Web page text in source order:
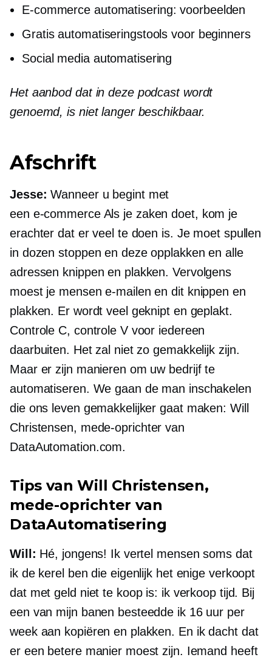
E-commerce automatisering: voorbeelden
Gratis automatiseringstools voor beginners
Social media automatisering
Het aanbod dat in deze podcast wordt
genoemd, is niet langer beschikbaar.
Afschrift
Jesse: Wanneer u begint met
een e-commerceAls je zaken doet, kom je
erachter dat er veel te doen is. Je moet spullen
in dozen stoppen en deze opplakken en alle
adressen knippen en plakken. Vervolgens
moest je mensen e-mailen en dit knippen en
plakken. Er wordt veel geknipt en geplakt.
Controle C, controle V voor iedereen
daarbuiten. Het zal niet zo gemakkelijk zijn.
Maar er zijn manieren om uw bedrijf te
automatiseren. We gaan de man inschakelen
die ons leven gemakkelijker gaat maken: Will
Christensen, mede-oprichter van
DataAutomation.com.
Tips van Will Christensen,
mede-oprichter van
DataAutomatisering
Will: Hé, jongens! Ik vertel mensen soms dat
ik de kerel ben die eigenlijk het enige verkoopt
dat met geld niet te koop is: ik verkoop tijd. Bij
een van mijn banen besteedde ik 16 uur per
week aan kopiëren en plakken. En ik dacht dat
er een betere manier moest zijn. Iemand heeft